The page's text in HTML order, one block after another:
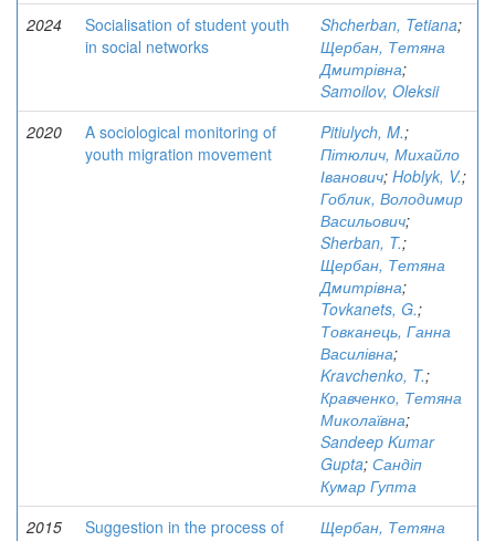
2024
Socialisation of student youth
in social networks
Shcherban, Tetiana;
Щербан, Тетяна
Дмитрівна;
Samoilov, Oleksii
2020
A sociological monitoring of
youth migration movement
Pitiulych, M.;
Пітюлич, Михайло
Іванович; Hoblyk, V.;
Гоблик, Володимир
Васильович;
Sherban, T.;
Щербан, Тетяна
Дмитрівна;
Tovkanets, G.;
Товканець, Ганна
Василівна;
Kravchenko, T.;
Кравченко, Тетяна
Миколаївна;
Sandeep Kumar
Gupta; Сандіп
Кумар Гупта
2015
Suggestion in the process of
Щербан, Тетяна